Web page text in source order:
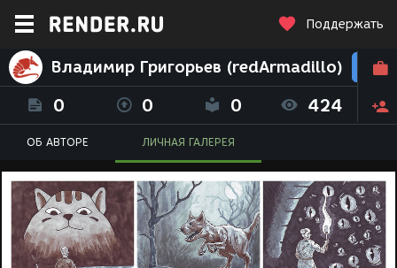
Поддержать
Владимир Григорьев (redArmadillo)
0 0 0 424
ОБ АВТОРЕ ЛИЧНАЯ ГАЛЕРЕЯ